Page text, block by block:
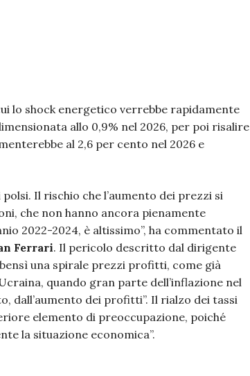
lo shock energetico verrebbe rapidamente
allo 0,9% nel 2026, per poi risalire
al 2,6 per cento nel 2026 e
Il rischio che l’aumento dei prezzi si
che non hanno ancora pienamente
2022-2024, è altissimo”, ha commentato il
Ferrari. Il pericolo descritto dal dirigente
una spirale prezzi profitti, come già
quando gran parte dell’inflazione nel
dall’aumento dei profitti”. Il rialzo dei tassi
elemento di preoccupazione, poiché
la situazione economica”.